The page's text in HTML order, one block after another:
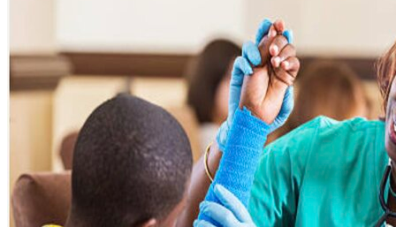
Un plateau
technique de
qualité !